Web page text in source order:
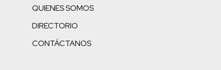
QUIENES SOMOS
DIRECTORIO
CONTÁCTANOS